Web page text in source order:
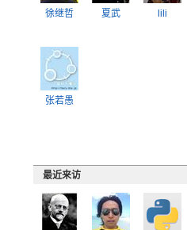
徐继哲 夏武 lili
张若愚
最近来访